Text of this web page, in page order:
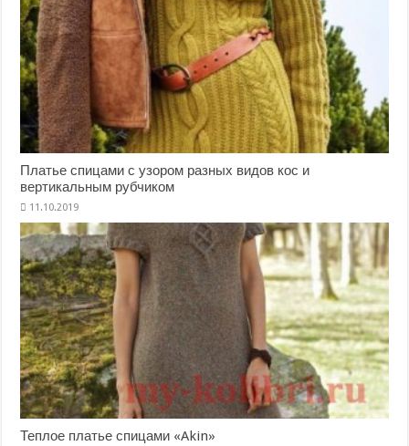
Платье спицами с узором разных видов кос и
вертикальным рубчиком
Теплое платье спицами «Akin»